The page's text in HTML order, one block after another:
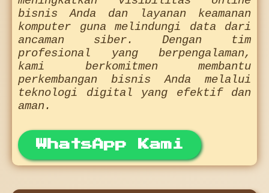
bisnis Anda dan layanan keamanan
komputer guna melindungi data dari
ancaman siber. Dengan tim
profesional yang berpengalaman,
kami berkomitmen membantu
perkembangan bisnis Anda melalui
teknologi digital yang efektif dan
aman.
WhatsApp Kami